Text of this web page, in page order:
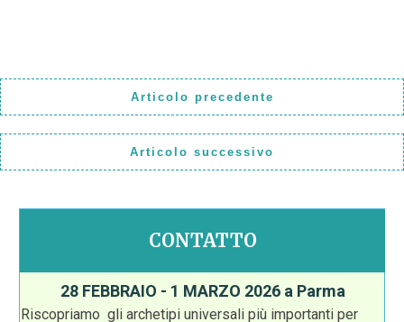
Articolo precedente
Articolo successivo
CONTATTO
28 FEBBRAIO - 1 MARZO 2026 a Parma
Riscopriamo gli archetipi universali più importanti per